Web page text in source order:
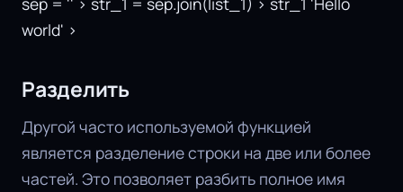
world' >
Разделить
Другой часто используемой функцией
является разделение строки на две или более
частей. Это позволяет разбить полное имя